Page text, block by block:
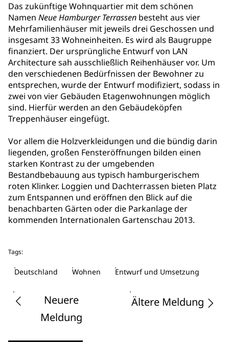
Das zukünftige Wohnquartier mit dem schönen
Namen Neue Hamburger Terrassen besteht aus vier
Mehrfamilienhäuser mit jeweils drei Geschossen und
insgesamt 33 Wohneinheiten. Es wird als Baugruppe
finanziert. Der ursprüngliche Entwurf von LAN
Architecture sah ausschließlich Reihenhäuser vor. Um
den verschiedenen Bedürfnissen der Bewohner zu
entsprechen, wurde der Entwurf modifiziert, sodass in
zwei von vier Gebäuden Etagenwohnungen möglich
sind. Hierfür werden an den Gebäudeköpfen
Treppenhäuser eingefügt.
Vor allem die Holzverkleidungen und die bündig darin
liegenden, großen Fensteröffnungen bilden einen
starken Kontrast zu der umgebenden
Bestandbebauung aus typisch hamburgerischem
roten Klinker. Loggien und Dachterrassen bieten Platz
zum Entspannen und eröffnen den Blick auf die
benachbarten Gärten oder die Parkanlage der
kommenden Internationalen Gartenschau 2013.
Tags:
Deutschland Wohnen Entwurf und Umsetzung
Neuere
Meldung
Ältere Meldung